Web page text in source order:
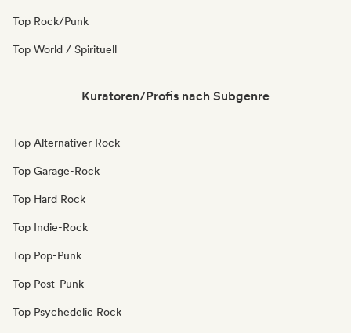
Top Rock/Punk
Top World / Spirituell
Kuratoren/Profis nach Subgenre
Top Alternativer Rock
Top Garage-Rock
Top Hard Rock
Top Indie-Rock
Top Pop-Punk
Top Post-Punk
Top Psychedelic Rock